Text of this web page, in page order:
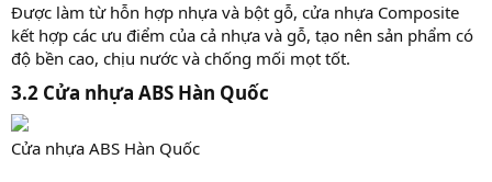
Được làm từ hỗn hợp nhựa và bột gỗ, cửa nhựa Composite
kết hợp các ưu điểm của cả nhựa và gỗ, tạo nên sản phẩm có
độ bền cao, chịu nước và chống mối mọt tốt.
3.2 Cửa nhựa ABS Hàn Quốc​
Cửa nhựa ABS Hàn Quốc